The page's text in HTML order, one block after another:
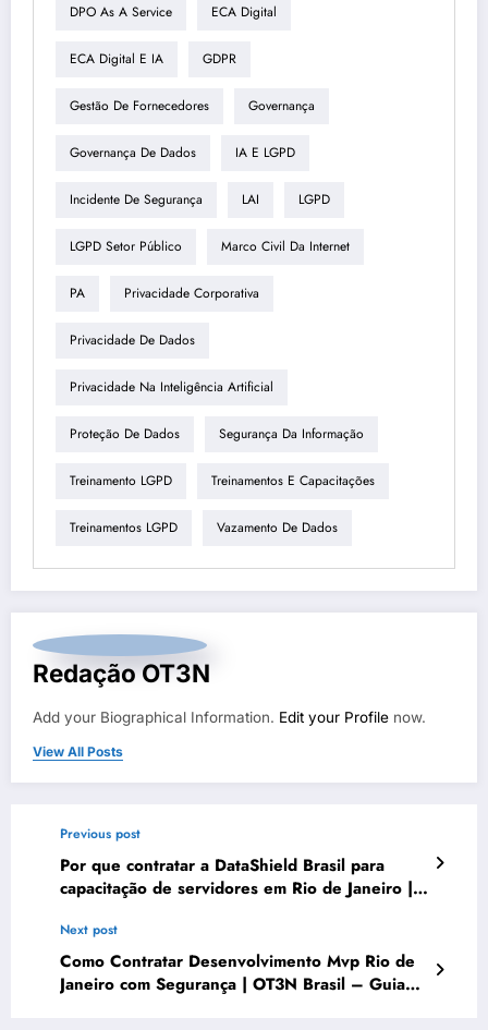
DPO As A Service ECA Digital
ECA Digital E IA GDPR
Gestão De Fornecedores Governança
Governança De Dados IA E LGPD
Incidente De Segurança LAI LGPD
LGPD Setor Público Marco Civil Da Internet
PA Privacidade Corporativa
Privacidade De Dados
Privacidade Na Inteligência Artificial
Proteção De Dados Segurança Da Informação
Treinamento LGPD Treinamentos E Capacitações
Treinamentos LGPD Vazamento De Dados
Redação OT3N
Add your Biographical Information. Edit your Profile now.
View All Posts
Previous post
Por que contratar a DataShield Brasil para
capacitação de servidores em Rio de Janeiro |
Next post
Como Contratar Desenvolvimento Mvp Rio de
Janeiro com Segurança | OT3N Brasil – Guia